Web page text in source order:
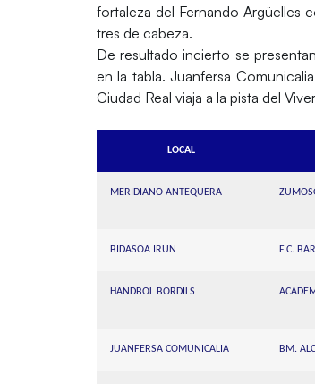
fortaleza del Fernando Argüelles
tres de cabeza.
De resultado incierto se
en la tabla.Juanfersa Comunicalia
Ciudad Real viaja a la pista del
LOCAL
MERIDIANO ANTEQUERA
BIDASOA IRUN F.C.
HANDBOL BORDILS
JUANFERSA COMUNICALIA BM.